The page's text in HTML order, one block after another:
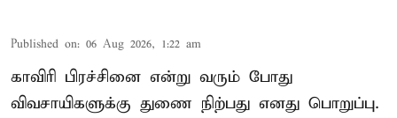
Published on: 06 Aug 2026, 1:22 am
காவிரி பிரச்சினை என்று வரும் போது
விவசாயிகளுக்கு துணை நிற்பது எனது பொறுப்பு.